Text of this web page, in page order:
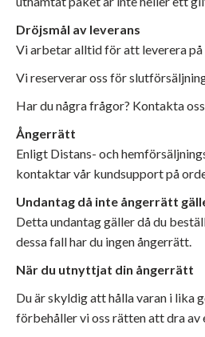
Dröjsmål av leverans
Vi arbetar alltid för att leverera
Vi reserverar oss för
Har du några frågor? Kontakta
Ångerrätt
Enligt Distans- och
kontaktar vår kundsupport på
Undantag då inte ångerrätt
Detta undantag gäller då du
dessa fall har du ingen ångerrätt.
När du utnyttjat din ångerrätt
Du är skyldig att hålla varan i lika
förbehåller vi oss rätten att dra av